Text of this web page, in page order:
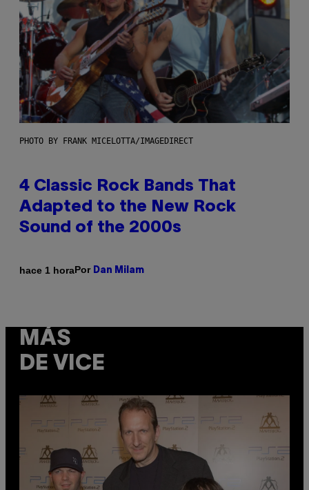
PHOTO BY FRANK MICELOTTA/IMAGEDIRECT
4 Classic Rock Bands That
Adapted to the New Rock
Sound of the 2000s
hace 1 horaPor Dan Milam
MÁS
DE VICE